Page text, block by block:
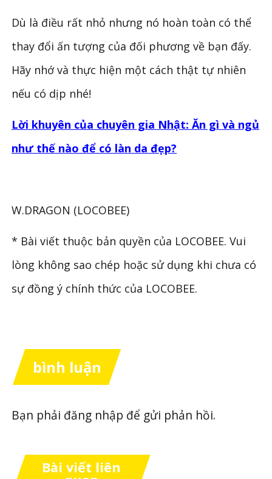
Dù là điều rất nhỏ nhưng nó hoàn toàn có thể
thay đổi ấn tượng của đối phương về bạn đấy.
Hãy nhớ và thực hiện một cách thật tự nhiên
nếu có dịp nhé!
Lời khuyên của chuyên gia Nhật: Ăn gì và ngủ
như thế nào để có làn da đẹp?
W.DRAGON (LOCOBEE)
* Bài viết thuộc bản quyền của LOCOBEE. Vui
lòng không sao chép hoặc sử dụng khi chưa có
sự đồng ý chính thức của LOCOBEE.
bình luận
Bạn phải đăng nhập để gửi phản hồi.
Bài viết liên